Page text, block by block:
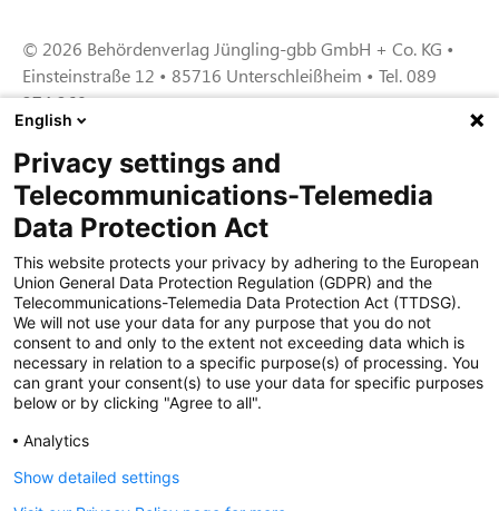
© 2026 Behördenverlag Jüngling-gbb GmbH + Co. KG •
Einsteinstraße 12 • 85716 Unterschleißheim • Tel. 089
374 360
Zertifiziert für das Sicherheitsmanagem
entsystem unter TU4® durch TÜViT Essen
Zertifiziert für das QM-System nach DIN EN
ISO 9001: 2015, Reg.-Nr. 44 100 091350
durch TÜV NORD CERT
Zertifiziert für Sicherheits- und
English
Privacy settings and
Telecommunications-Telemedia
Data Protection Act
This website protects your privacy by adhering to the European
Union General Data Protection Regulation (GDPR) and the
Telecommunications-Telemedia Data Protection Act (TTDSG).
We will not use your data for any purpose that you do not
consent to and only to the extent not exceeding data which is
necessary in relation to a specific purpose(s) of processing. You
can grant your consent(s) to use your data for specific purposes
below or by clicking "Agree to all".
Analytics
Show detailed settings